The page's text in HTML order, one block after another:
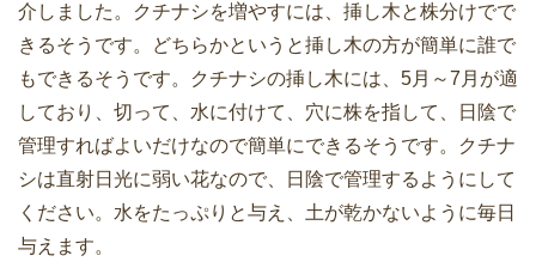
介しました。クチナシを増やすには、挿し木と株分けでで
きるそうです。どちらかというと挿し木の方が簡単に誰で
もできるそうです。クチナシの挿し木には、5月～7月が適
しており、切って、水に付けて、穴に株を指して、日陰で
管理すればよいだけなので簡単にできるそうです。クチナ
シは直射日光に弱い花なので、日陰で管理するようにして
ください。水をたっぷりと与え、土が乾かないように毎日
与えます。